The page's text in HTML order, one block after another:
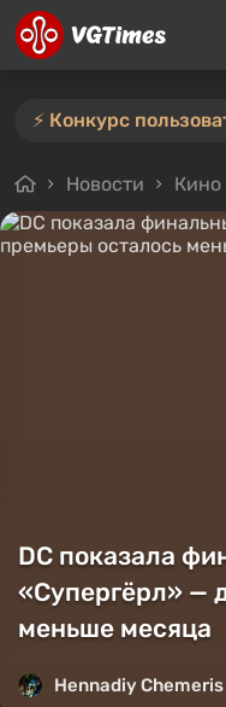
Новости Кино
DC показала
«Супергёрл» —
меньше месяца
Hennadiy Chemеris